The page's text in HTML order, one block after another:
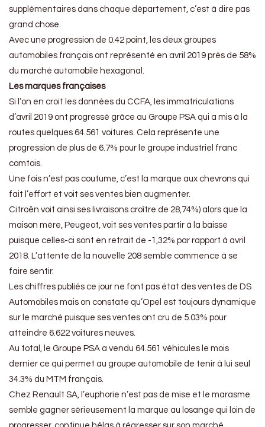
supplémentaires dans chaque département, c’est à dire pas
grand chose.
Avec une progression de 0.42 point, les deux groupes
automobiles français ont représenté en avril 2019 près de 58%
du marché automobile hexagonal.
Les marques françaises
Si l’on en croit les données du CCFA, les immatriculations
d’avril 2019 ont progressé grâce au Groupe PSA qui a mis à la
routes quelques 64.561 voitures. Cela représente une
progression de plus de 6.7% pour le groupe industriel franc
comtois.
Une fois n’est pas coutume, c’est la marque aux chevrons qui
fait l’effort et voit ses ventes bien augmenter.
Citroën voit ainsi ses livraisons croître de 28,74%) alors que la
maison mère, Peugeot, voit ses ventes partir à la baisse
puisque celles-ci sont en retrait de -1,32% par rapport à avril
2018. L’attente de la nouvelle 208 semble commence à se
faire sentir.
Les chiffres publiés ce jour ne font pas état des ventes de DS
Automobiles mais on constate qu’Opel est toujours dynamique
sur le marché puisque ses ventes ont cru de 5.03% pour
atteindre 6.622 voitures neuves.
Au total, le Groupe PSA a vendu 64.561 véhicules le mois
dernier ce qui permet au groupe automobile de tenir à lui seul
34.3% du MTM français.
Chez Renault SA, l’euphorie n’est pas de mise et le marasme
semble gagner sérieusement la marque au losange qui loin de